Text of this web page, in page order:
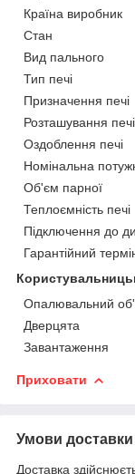
Країна виробник
Стан
Вид пального
Тип печі
Призначення печі
Розташування печі
Оздоблення печі
Номінальна
Об'єм парної
Теплоємність печі
Підключення до
Гарантійний
Опалювальний
Дверцята
Завантаження
Приховати
Умови доставки
Доставка